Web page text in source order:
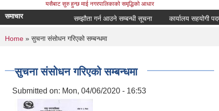
यसैबाट सुरु हुन्छ माई नगरपालिकाको समृद्धिको आधार
समाचार सम्झौता गर्न आउने सम्बन्धी सूचना कार्यालय सहयोगी पदमा
You are here
Home » सुचना संसोधन गरिएको सम्बन्धमा
सुचना संसोधन गरिएको सम्बन्धमा
Submitted on: Mon, 04/06/2020 - 16:53